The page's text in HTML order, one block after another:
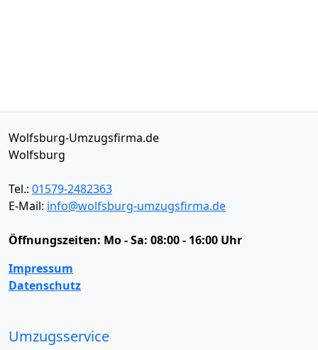
Wolfsburg-Umzugsfirma.de
Wolfsburg
Tel.: 01579-2482363
E-Mail: info@wolfsburg-umzugsfirma.de
Öffnungszeiten: Mo - Sa: 08:00 - 16:00 Uhr
Impressum
Datenschutz
Umzugsservice